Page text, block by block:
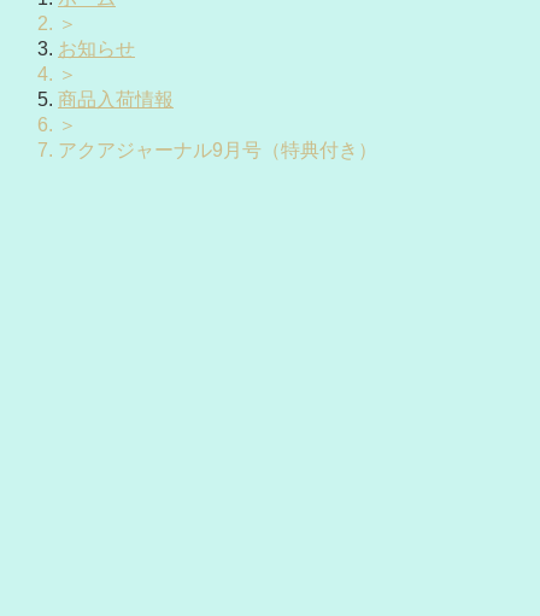
＞
お知らせ
＞
商品入荷情報
＞
アクアジャーナル9月号（特典付き）